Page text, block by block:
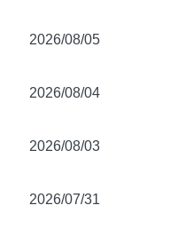
2026/08/05
2026/08/04
2026/08/03
2026/07/31